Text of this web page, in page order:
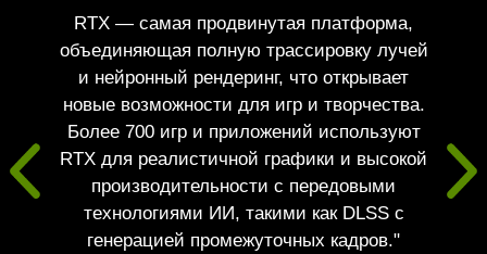
RTX — самая продвинутая платформа,
объединяющая полную трассировку лучей
и нейронный рендеринг, что открывает
новые возможности для игр и творчества.
Более 700 игр и приложений используют
RTX для реалистичной графики и высокой
производительности с передовыми
технологиями ИИ, такими как DLSS с
генерацией промежуточных кадров."